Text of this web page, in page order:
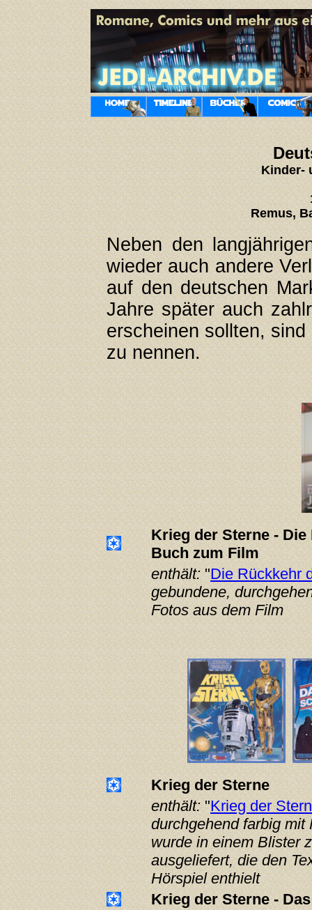
Kinder-
Remus,
Neben den
wieder auch andere
auf den deutschen
Jahre später auch
erscheinen sollten,
zu nennen.
Krieg der Sterne -
Buch zum Film
enthält:"Die Rückkehr
gebundene,
Fotos aus dem Film
Krieg der Sterne
enthält:"Krieg der
durchgehend farbig mit
wurde in einem Blister
ausgeliefert, die den
Hörspiel enthielt
Krieg der Sterne -